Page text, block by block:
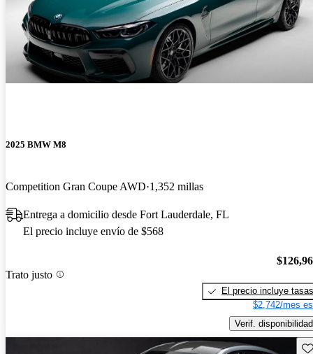
2025 BMW M8
Competition Gran Coupe AWD 1,352 millas
Entrega a domicilio desde Fort Lauderdale, FL
El precio incluye envío de $568
Trato justo
El precio incluye tasas
$2,742/mes
Verif. disponibilidad